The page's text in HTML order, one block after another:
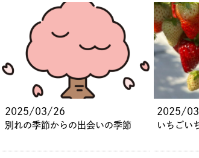
2025/03/26
別れの季節からの出会いの季節
2025/
いちごい